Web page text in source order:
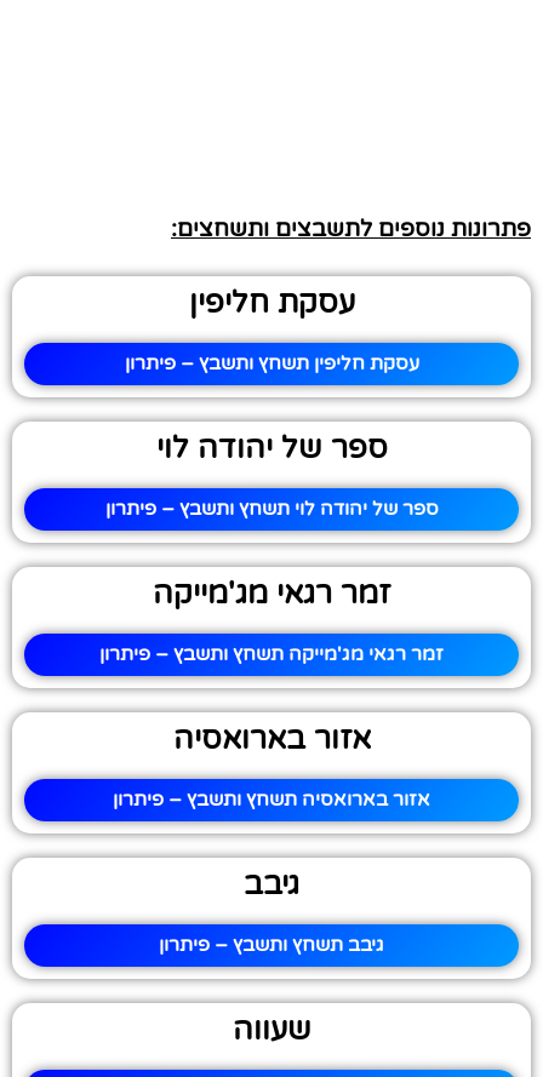
פתרונות נוספים לתשבצים ותשחצים:
עסקת חליפין
עסקת חליפין תשחץ ותשבץ – פיתרון
ספר של יהודה לוי
ספר של יהודה לוי תשחץ ותשבץ – פיתרון
זמר רגאי מג'מייקה
זמר רגאי מג'מייקה תשחץ ותשבץ – פיתרון
אזור בארואסיה
אזור בארואסיה תשחץ ותשבץ – פיתרון
גיבב
גיבב תשחץ ותשבץ – פיתרון
שעווה